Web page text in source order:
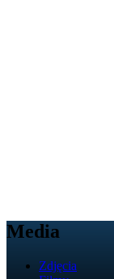
Media
Zdjęcia